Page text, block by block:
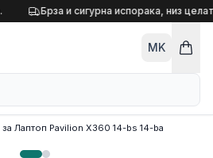
Брза и сигурна испорака, низ
MK
за Лаптоп Pavilion X360 14-bs 14-ba